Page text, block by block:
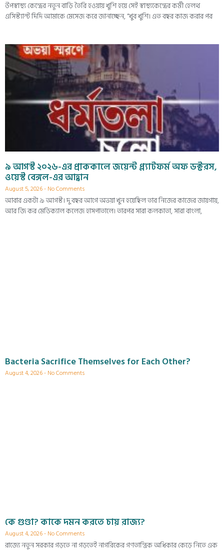
উপস্বাস্থ্য কেন্দ্রের নতুন বাড়ি তৈরি হওয়ায় খুশি হয়ে সেই স্বাস্থ্যকেন্দ্রের কর্মী হেলথ
এসিস্ট্যান্ট দিদি আমাকে মেসেজ করে জানাচ্ছেন, “খুব খুশি। এত বছর কাজ করার পর
৯ আগস্ট ২০২৬-এর প্রাককালে জয়েন্ট প্ল্যাটফর্ম অফ ডক্টরস,
ওয়েস্ট বেঙ্গল-এর আহ্বান
August 5, 2026 No Comments
আবার একটা ৯ আগস্ট। দু বছর আগে অভয়া খুন হয়েছিল তার নিজের কাজের জায়গায়,
আর জি কর মেডিক্যাল কলেজ হাসপাতালে। তারপর সারা কলকাতা, সারা বাংলা,
Bacteria Sacrifice Themselves for Each Other?
August 4, 2026 No Comments
কে গুণ্ডা? কাকে দমন করতে চায় রাজ্য?
August 4, 2026 No Comments
রাজ্যে নতুন সরকার গড়তে না গড়তেই নাগরিকের গণতান্ত্রিক অধিকার কেড়ে নিতে এক